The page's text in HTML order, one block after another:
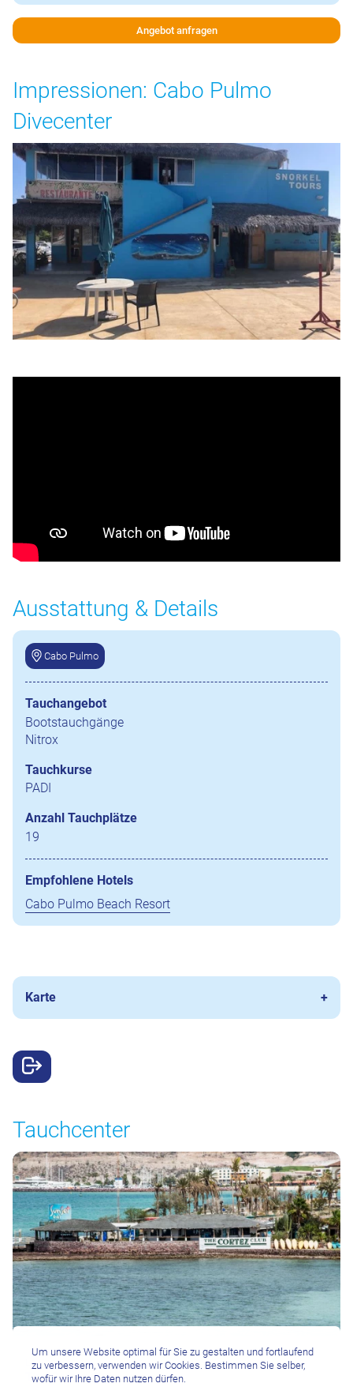
Angebot anfragen
Impressionen: Cabo Pulmo
Divecenter
Ausstattung & Details
Cabo Pulmo
Tauchangebot
Bootstauchgänge
Nitrox
Tauchkurse
PADI
Anzahl Tauchplätze
19
Empfohlene Hotels
Cabo Pulmo Beach Resort
Karte
Tauchcenter
La Paz
The Cortez Club
Um unsere Website optimal für Sie zu gestalten und fortlaufend
zu verbessern, verwenden wir Cookies. Bestimmen Sie selber,
wofür wir Ihre Daten nutzen dürfen.